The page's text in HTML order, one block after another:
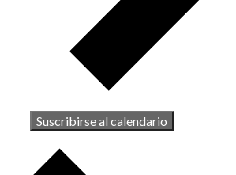
Suscribirse al calendario